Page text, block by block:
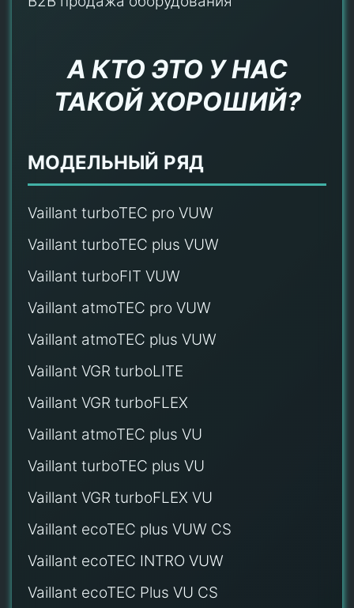
А КТО ЭТО У НАС
ТАКОЙ ХОРОШИЙ?
МОДЕЛЬНЫЙ РЯД
Vaillant turboTEC pro VUW
Vaillant turboTEC plus VUW
Vaillant turboFIT VUW
Vaillant atmoTEC pro VUW
Vaillant atmoTEC plus VUW
Vaillant VGR turboLITE
Vaillant VGR turboFLEX
Vaillant atmoTEC plus VU
Vaillant turboTEC plus VU
Vaillant VGR turboFLEX VU
Vaillant ecoTEC plus VUW CS
Vaillant ecoTEC INTRO VUW
Vaillant ecoTEC Plus VU CS